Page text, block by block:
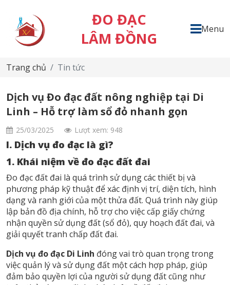
ĐO ĐẠC
LÂM ĐỒNG
Menu
Trang chủ Tin tức
Dịch vụ Đo đạc đất nông nghiệp tại Di
Linh – Hỗ trợ làm sổ đỏ nhanh gọn
25/03/2025 Lượt xem: 948
I. Dịch vụ đo đạc là gì?
1. Khái niệm về đo đạc đất đai
Đo đạc đất đai là quá trình sử dụng các thiết bị và
phương pháp kỹ thuật để xác định vị trí, diện tích, hình
dạng và ranh giới của một thửa đất. Quá trình này giúp
lập bản đồ địa chính, hỗ trợ cho việc cấp giấy chứng
nhận quyền sử dụng đất (sổ đỏ), quy hoạch đất đai, và
giải quyết tranh chấp đất đai.
Dịch vụ đo đạc Di Linh đóng vai trò quan trọng trong
việc quản lý và sử dụng đất một cách hợp pháp, giúp
đảm bảo quyền lợi của người sử dụng đất cũng như